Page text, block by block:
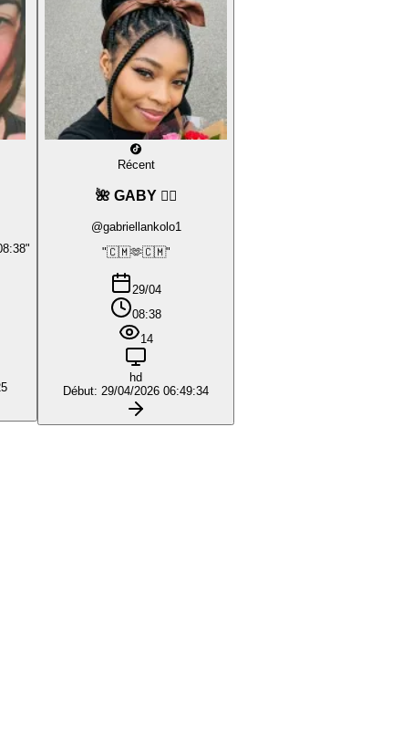
Récent
🌺 GABY ❤️‍🔥
@gabriellankolo1
"🇨🇲🫶🇨🇲"
29/04
08:38
14
hd
Début: 29/04/2026 06:49:34